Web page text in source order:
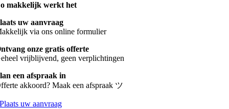
makkelijk werkt het
uw aanvraag
via ons online formulier
onze gratis offerte
vrijblijvend, geen verplichtingen
een afspraak in
akkoord? Maak een afspraak ツ
Plaats uw aanvraag